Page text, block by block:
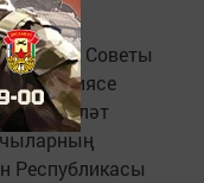
Советы
дәүләт
Республикасы